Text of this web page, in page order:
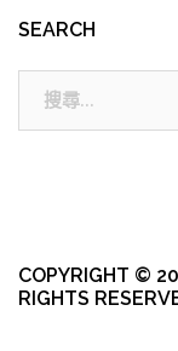
SEARCH
COPYRIGHT ©
RIGHTS